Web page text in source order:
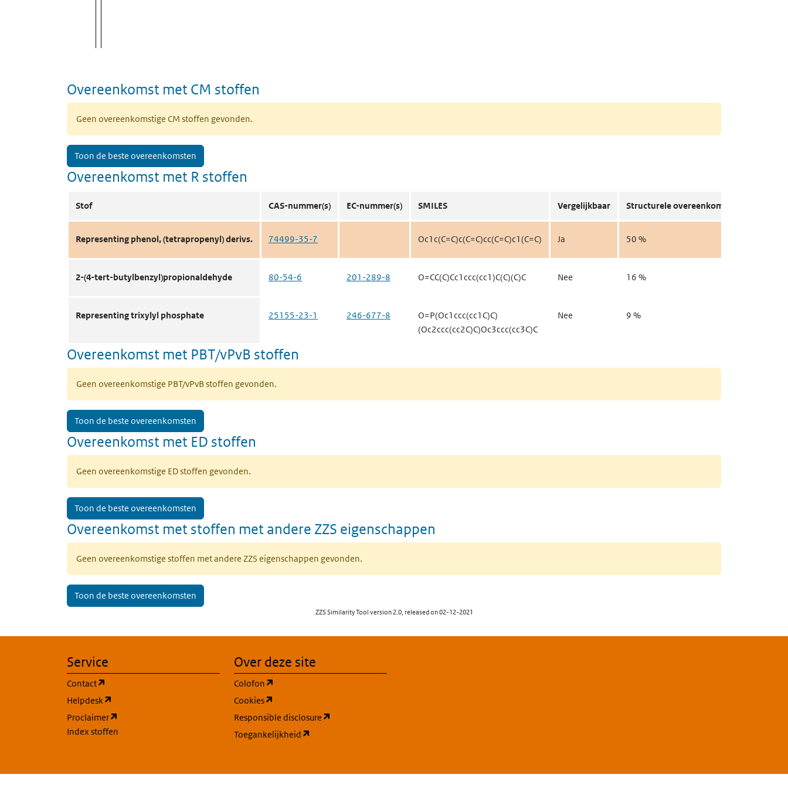
Overeenkomst met CM stoffen
Geen overeenkomstige CM stoffen gevonden.
Toon de beste overeenkomsten
Overeenkomst met R stoffen
Stof CAS-nummer(s) EC-nummer(s) SMILES Vergelijkbaar Structurele overeenkomst
Representing phenol, (tetrapropenyl) derivs. 74499-35-7 Oc1c(C=C)c(C=C)cc(C=C)c1(C=C) Ja 50 %
2-(4-tert-butylbenzyl)propionaldehyde 80-54-6 201-289-8 O=CC(C)Cc1ccc(cc1)C(C)(C)C Nee 16 %
Representing trixylyl phosphate 25155-23-1 246-677-8
O=P(Oc1ccc(cc1C)C)
(Oc2ccc(cc2C)C)Oc3ccc(cc3C)C
Nee 9 %
Overeenkomst met PBT/vPvB stoffen
Geen overeenkomstige PBT/vPvB stoffen gevonden.
Toon de beste overeenkomsten
Overeenkomst met ED stoffen
Geen overeenkomstige ED stoffen gevonden.
Toon de beste overeenkomsten
Overeenkomst met stoffen met andere ZZS eigenschappen
Geen overeenkomstige stoffen met andere ZZS eigenschappen gevonden.
Toon de beste overeenkomsten
ZZS Similarity Tool version 2.0, released on 02-12-2021
Service
Contact
Helpdesk
Proclaimer
Index stoffen
Over deze site
Colofon
Cookies
Responsible disclosure
Toegankelijkheid